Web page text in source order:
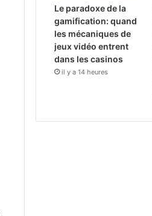
Le paradoxe de la
gamification: quand
les mécaniques de
jeux vidéo entrent
dans les casinos
il y a 14 heures